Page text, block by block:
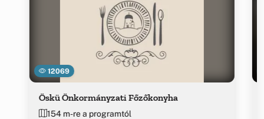
12069
Öskü Önkormányzati Főzőkonyha
154 m-re a programtól